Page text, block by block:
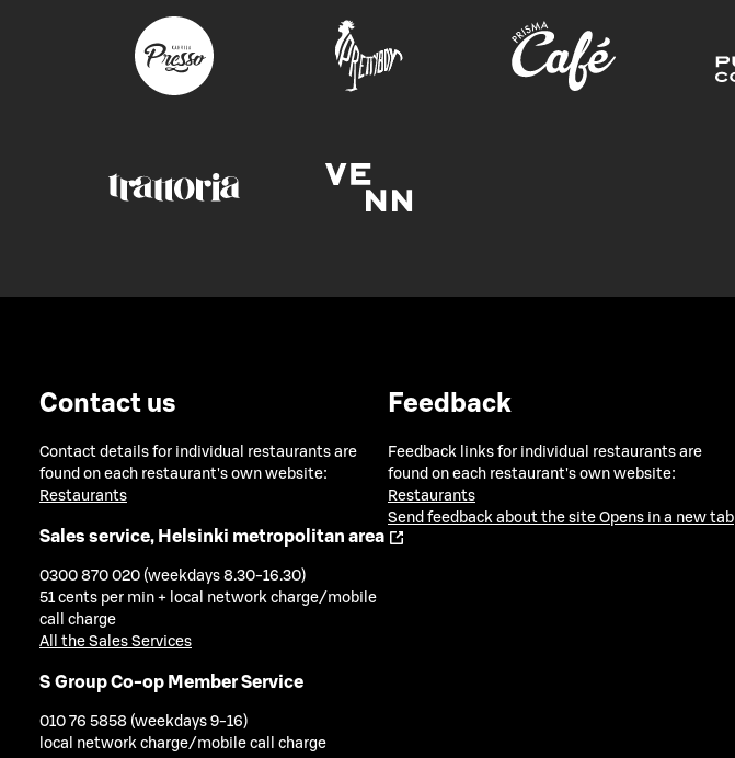
Contact us
Contact details for individual restaurants are
found on each restaurant's own website:
Restaurants
Sales service, Helsinki metropolitan area
0300 870 020 (weekdays 8.30-16.30)
51 cents per min + local network charge/mobile
call charge
All the Sales Services
S Group Co-op Member Service
010 76 5858 (weekdays 9-16)
local network charge/mobile call charge
Feedback
Feedback links for individual restaurants are
found on each restaurant's own website:
Restaurants
Send feedback about the site Opens in a new tab